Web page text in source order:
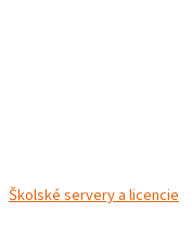
Školské servery a licencie